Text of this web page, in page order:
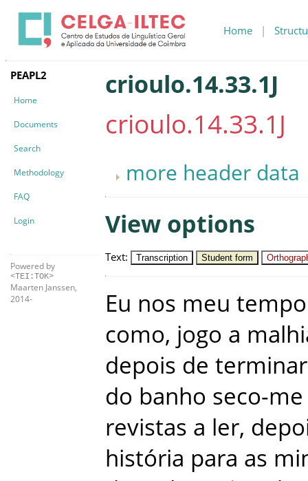
Home |
PEAPL2
Home
Documents
Search
Methodology
FAQ
Login
Powered by
<TEI:TOK>
Maarten Janssen,
2014-
crioulo.14.33.1J
crioulo.14.33.1J
more header data
View options
Text: Transcription Student form
Eu nos meu tempo
como, jogo a
depois de terminar
do banho seco-me
revistas a ler,
história para as